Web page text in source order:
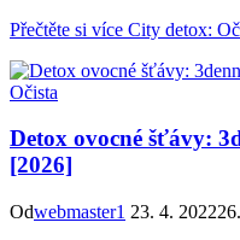
Přečtěte si více City detox:
Očista
Detox ovocné šťávy:
[2026]
Odwebmaster1 23. 4. 2022